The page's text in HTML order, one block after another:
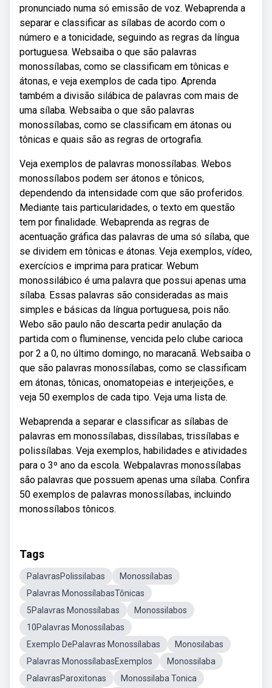
pronunciado numa só emissão de voz. Webaprenda a
separar e classificar as sílabas de acordo com o
número e a tonicidade, seguindo as regras da língua
portuguesa. Websaiba o que são palavras
monossílabas, como se classificam em tônicas e
átonas, e veja exemplos de cada tipo. Aprenda
também a divisão silábica de palavras com mais de
uma sílaba. Websaiba o que são palavras
monossílabas, como se classificam em átonas ou
tônicas e quais são as regras de ortografia.
Veja exemplos de palavras monossílabas. Webos
monossílabos podem ser átonos e tônicos,
dependendo da intensidade com que são proferidos.
Mediante tais particularidades, o texto em questão
tem por finalidade. Webaprenda as regras de
acentuação gráfica das palavras de uma só sílaba, que
se dividem em tônicas e átonas. Veja exemplos, vídeo,
exercícios e imprima para praticar. Webum
monossilábico é uma palavra que possui apenas uma
sílaba. Essas palavras são consideradas as mais
simples e básicas da língua portuguesa, pois não.
Webo são paulo não descarta pedir anulação da
partida com o fluminense, vencida pelo clube carioca
por 2 a 0, no último domingo, no maracanã. Websaiba o
que são palavras monossílabas, como se classificam
em átonas, tônicas, onomatopeias e interjeições, e
veja 50 exemplos de cada tipo. Veja uma lista de.
Webaprenda a separar e classificar as sílabas de
palavras em monossílabas, dissílabas, trissílabas e
polissílabas. Veja exemplos, habilidades e atividades
para o 3º ano da escola. Webpalavras monossílabas
são palavras que possuem apenas uma sílaba. Confira
50 exemplos de palavras monossílabas, incluindo
monossílabos tônicos.
Tags
PalavrasPolissilabas
Monossílabas
Palavras MonossílabasTônicas
5Palavras Monossílabas
Monossilabos
10Palavras Monossílabas
Exemplo DePalavras Monossílabas
Monosilabas
Palavras MonossílabasExemplos
Monossilaba
PalavrasParoxitonas
Monossilaba Tonica